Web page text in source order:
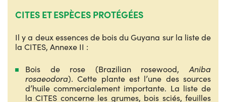
CITES ET ESPÈCES PROTÉGÉES
Il y a deux essences de bois du Guyana sur la liste de
la CITES, Annexe II :
Bois de rose (Brazilian rosewood, Aniba
rosaeodora). Cette plante est l’une des sources
d’huile commercialement importante. La liste de
la CITES concerne les grumes, bois sciés, feuilles